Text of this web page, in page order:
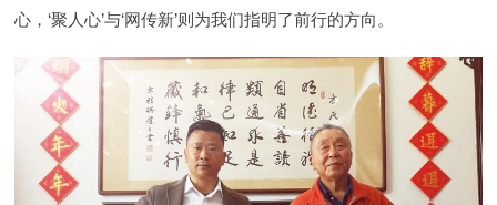
心，‘聚人心’与‘网传新’则为我们指明了前行的方向。